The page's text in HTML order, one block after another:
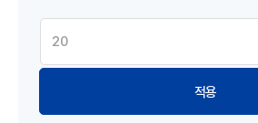
적용